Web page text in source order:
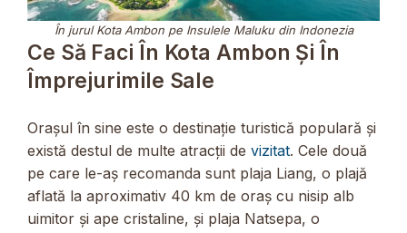
În jurul Kota Ambon pe Insulele Maluku din Indonezia
Ce Să Faci În Kota Ambon Și În
Împrejurimile Sale
Orașul în sine este o destinație turistică populară și
există destul de multe atracții de vizitat. Cele două
pe care le-aș recomanda sunt plaja Liang, o plajă
aflată la aproximativ 40 km de oraș cu nisip alb
uimitor și ape cristaline, și plaja Natsepa, o